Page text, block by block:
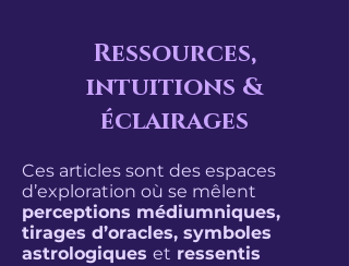
Ressources,
intuitions &
éclairages
Ces articles sont des espaces
d’exploration où se mêlent
perceptions médiumniques,
tirages d’oracles, symboles
astrologiques et ressentis